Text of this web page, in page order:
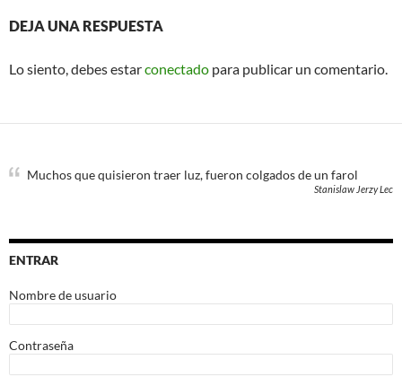
DEJA UNA RESPUESTA
Lo siento, debes estarconectado para publicar un comentario.
Muchos que quisieron traer luz, fueron colgados de un farol
Stanislaw Jerzy Lec
ENTRAR
Nombre de usuario
Contraseña